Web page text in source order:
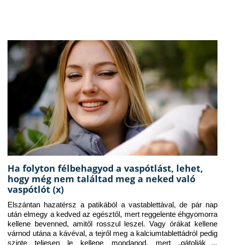
Ha folyton félbehagyod a vaspótlást, lehet,
hogy még nem találtad meg a neked való
vaspótlót (x)
Elszántan hazatérsz a patikából a vastablettával, de pár nap
után elmegy a kedved az egésztől, mert reggelente éhgyomorra
kellene bevenned, amitől rosszul leszel. Vagy órákat kellene
várnod utána a kávéval, a tejről meg a kalciumtablettádról pedig
szinte teljesen le kellene mondanod, mert „gátolják a